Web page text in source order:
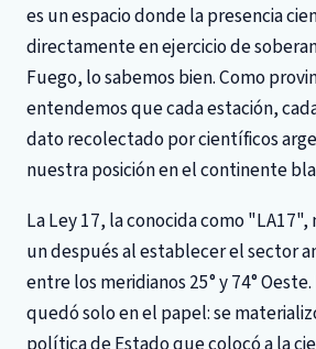
es un espacio donde la presencia
directamente en ejercicio de
Fuego, lo sabemos bien. Como
entendemos que cada estación,
dato recolectado por científicos
nuestra posición en el continente
La Ley 17, la conocida como
un después al establecer el sector
entre los meridianos 25° y 74°
quedó solo en el papel: se